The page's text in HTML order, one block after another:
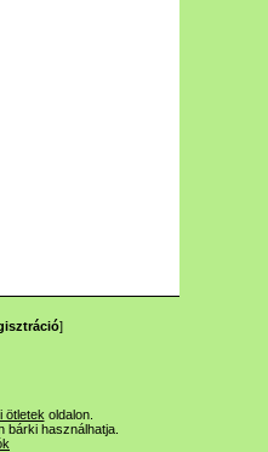
]
ötletek oldalon.
bárki használhatja.